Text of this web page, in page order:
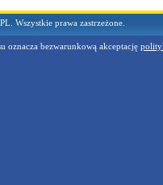
Wszystkie prawa zastrzeżone.
oznacza bezwarunkową akceptację